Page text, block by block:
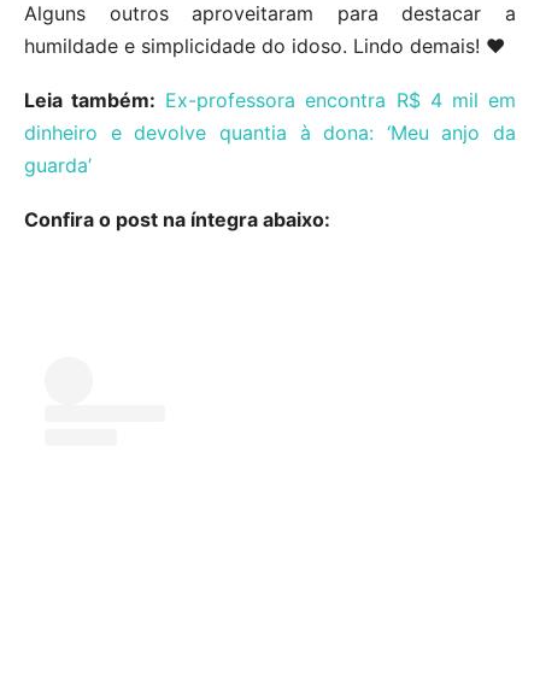
Alguns outros aproveitaram para destacar a
humildade e simplicidade do idoso. Lindo demais! ❤️
Leia também: Ex-professora encontra R$ 4 mil em
dinheiro e devolve quantia à dona: ‘Meu anjo da
guarda’
Confira o post na íntegra abaixo: